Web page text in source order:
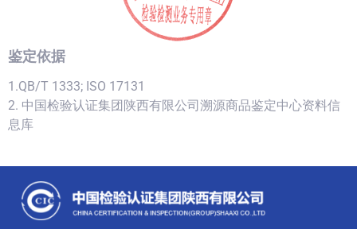
鉴定依据
1.QB/T 1333; ISO 17131
2. 中国检验认证集团陕西有限公司溯源商品鉴定中心资料信
息库